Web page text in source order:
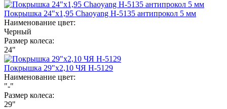
Покрышка 24"х1,95 Chaoyang Н-5135 антипрокол 5 мм
Наименование цвет:
Черный
Размер колеса:
24"
Покрышка 29"х2,10 ЧЯ H-5129
Наименование цвет:
"-"
Размер колеса:
29"